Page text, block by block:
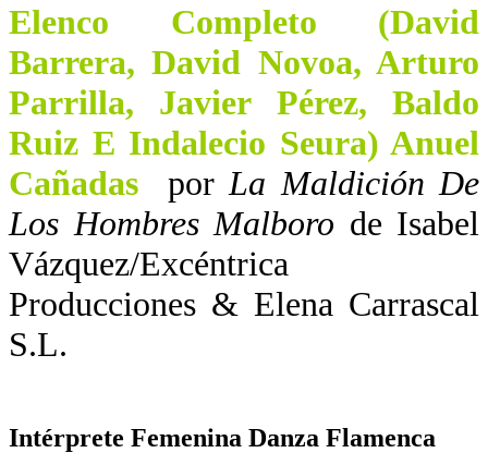
Elenco Completo (David
Barrera, David Novoa, Arturo
Parrilla, Javier Pérez, Baldo
Ruiz E Indalecio Seura) Anuel
Cañadas
por La Maldición De
Los Hombres Malboro de Isabel
Vázquez/Excéntrica
Producciones & Elena Carrascal
S.L.
Intérprete Femenina Danza Flamenca